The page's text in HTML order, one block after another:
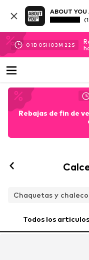
ABOUT YOU
01D 05H 03M 21 S
Rebajas de fin de
Chaquetas y
Todos los artículos